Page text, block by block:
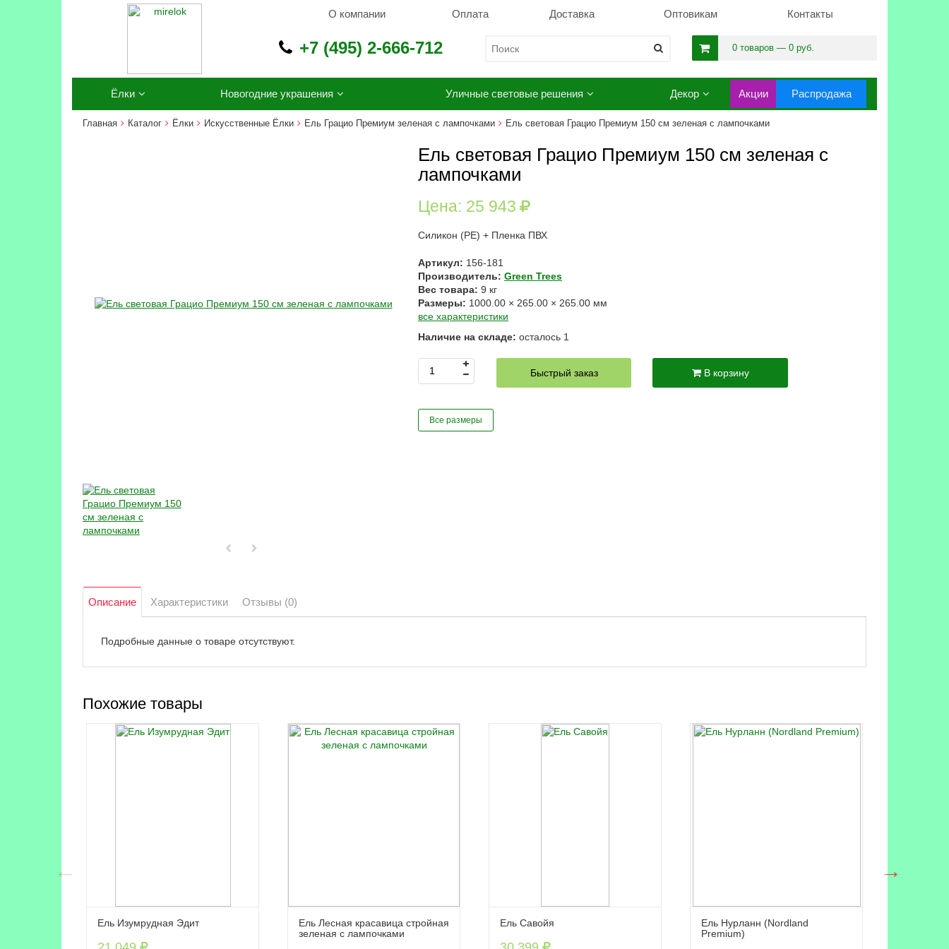
О компании Оплата Доставка Оптовикам Контакты
+7 (495) 2-666-712 0 товаров — 0 руб.
Ёлки Новогодние украшения Уличные световые решения Декор Акции Распродажа
Главная Каталог Ёлки Искусственные Ёлки Ель Грацио Премиум зеленая с лампочками Ель световая Грацио Премиум 150 см зеленая с лампочками
Ель световая Грацио Премиум 150 см зеленая с
лампочками
Цена: 25 943
Силикон (РЕ) + Пленка ПВХ
Артикул: 156-181
Производитель: Green Trees
Вес товара: 9 кг
Размеры: 1000.00 × 265.00 × 265.00 мм
все характеристики
Наличие на складе: осталось 1
Быстрый заказ В корзину
Все размеры
Описание Характеристики Отзывы (0)
Подробные данные о товаре отсутствуют.
Похожие товары
Ель Изумрудная Эдит
Ель Лесная красавица стройная
зеленая с лампочками
Ель Савойя
Ель Нурланн (Nordland
Premium)